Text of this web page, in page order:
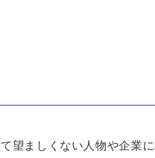
望ましくない人物や企業